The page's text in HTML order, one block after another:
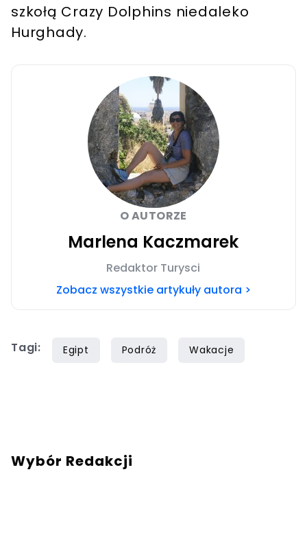
szkołą Crazy Dolphins niedaleko
Hurghady.
O AUTORZE
Marlena Kaczmarek
Redaktor Turysci
Zobacz wszystkie artykuły autora >
Tagi: Egipt Podróż Wakacje
Wybór Redakcji